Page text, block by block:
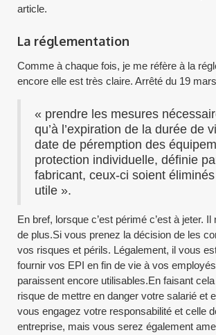
article.
La réglementation
Comme à chaque fois, je me réfère à la
encore elle est très claire. Arrêté du 19
« prendre les mesures
qu’à l’expiration de la durée de
date de péremption des
protection individuelle, définie
fabricant, ceux-ci soient
utile ».
En bref, lorsque c’est périmé c’est à jeter. Il
de plus.Si vous prenez la décision de les
vos risques et périls. Légalement, il vous
fournir vos EPI en fin de vie à vos
paraissent encore utilisables.En faisant
risque de mettre en danger votre salarié et
vous engagez votre responsabilité et celle
entreprise, mais vous serez également